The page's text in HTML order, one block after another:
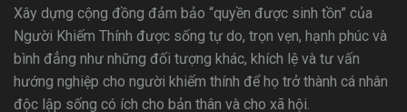
Xây dựng cộng đồng đảm bảo “quyền được sinh tồn” của
Người Khiếm Thính được sống tự do, trọn vẹn, hạnh phúc và
bình đẳng như những đối tượng khác, khích lệ và tư vấn
hướng nghiệp cho người khiếm thính để họ trở thành cá nhân
độc lập sống có ích cho bản thân và cho xã hội.